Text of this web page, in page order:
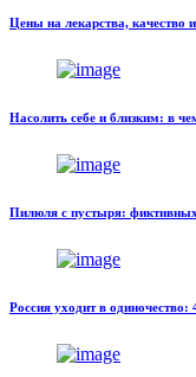
Цены на лекарства, качество
Насолить себе и близким: в
Пилюля с пустыря:
Россия уходит в